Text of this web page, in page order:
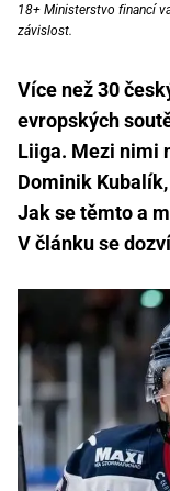
18+ Ministerstvo financí
závislost.
Více než 30
evropských
Liiga. Mezi nimi
Dominik
Jak se těmto a
V článku se